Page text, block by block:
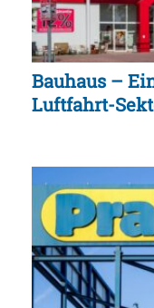
Bauhaus –
Luftfahrt-